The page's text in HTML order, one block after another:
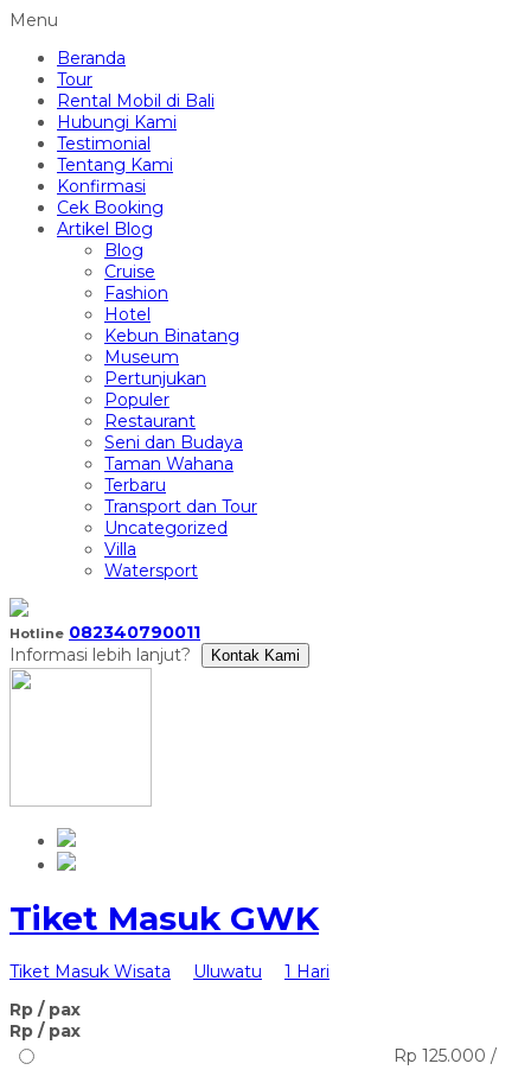
Menu
Beranda
Tour
Rental Mobil di Bali
Hubungi Kami
Testimonial
Tentang Kami
Konfirmasi
Cek Booking
Artikel Blog
Blog
Cruise
Fashion
Hotel
Kebun Binatang
Museum
Pertunjukan
Populer
Restaurant
Seni dan Budaya
Taman Wahana
Terbaru
Transport dan Tour
Uncategorized
Villa
Watersport
Hotline 082340790011
Informasi lebih lanjut?
Kontak Kami
Tiket Masuk GWK
Tiket Masuk Wisata Uluwatu
1 Hari
Rp / pax
Rp / pax
Rp 125.000 /